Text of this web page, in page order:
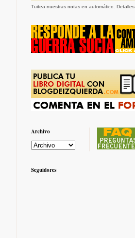
Tuitea nuestras notas en automático. Detalles
Archivo
Seguidores